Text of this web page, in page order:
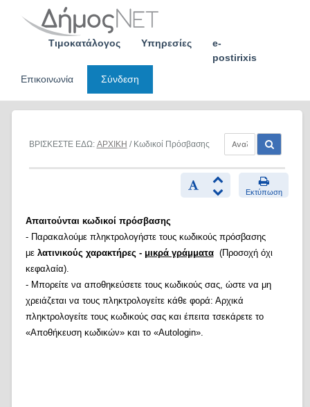
Τιμοκατάλογος Υπηρεσίες
e-
postirixis
Επικοινωνία
Σύνδεση
ΒΡΙΣΚΕΣΤΕ ΕΔΩ: ΑΡΧΙΚΗ / Κωδικοί Πρόσβασης
Εκτύπωση
Απαιτούνται κωδικοί πρόσβασης
- Παρακαλούμε πληκτρολογήστε τους κωδικούς πρόσβασης
με λατινικούς χαρακτήρες - μικρά γράμματα(Προσοχή όχι
κεφαλαία).
- Μπορείτε να αποθηκεύσετε τους κωδικούς σας, ώστε να μη
χρειάζεται να τους πληκτρολογείτε κάθε φορά: Αρχικά
πληκτρολογείτε τους κωδικούς σας και έπειτα τσεκάρετε το
«Αποθήκευση κωδικών» και το «Autologin».